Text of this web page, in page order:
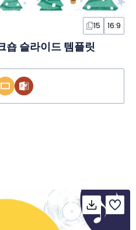
15 16:9
숍 슬라이드 템플릿